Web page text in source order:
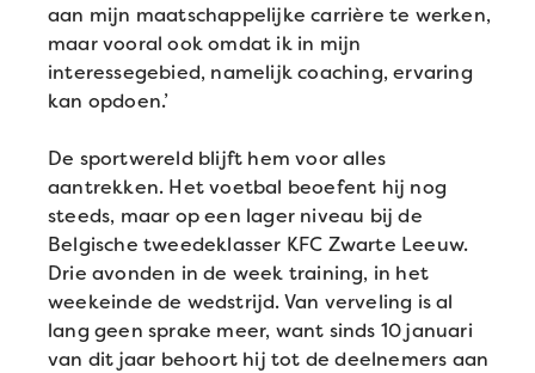
aan mijn maatschappelijke carrière te werken,
maar vooral ook omdat ik in mijn
interessegebied, namelijk coaching, ervaring
kan opdoen.’
De sportwereld blijft hem voor alles
aantrekken. Het voetbal beoefent hij nog
steeds, maar op een lager niveau bij de
Belgische tweedeklasser KFC Zwarte Leeuw.
Drie avonden in de week training, in het
weekeinde de wedstrijd. Van verveling is al
lang geen sprake meer, want sinds 10 januari
van dit jaar behoort hij tot de deelnemers aan